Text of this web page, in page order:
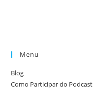
Menu
Blog
Como Participar do Podcast